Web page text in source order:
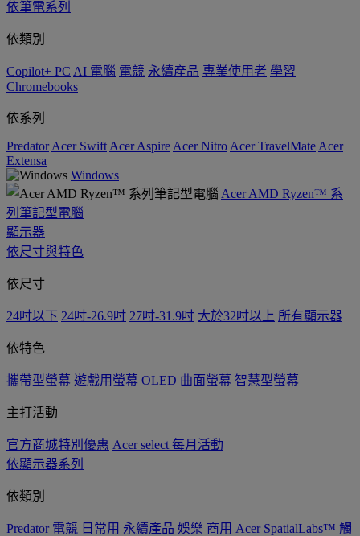
依筆電系列
依類別
Copilot+ PC AI 電腦 電競 永續產品 專業使用者 學習
Chromebooks
依系列
Predator Acer Swift Acer Aspire Acer Nitro Acer TravelMate Acer
Extensa
Windows
Acer AMD Ryzen™ 系
列筆記型電腦
顯示器
依尺寸與特色
依尺寸
24吋以下 24吋-26.9吋 27吋-31.9吋 大於32吋以上 所有顯示器
依特色
攜帶型螢幕 遊戲用螢幕 OLED 曲面螢幕 智慧型螢幕
主打活動
官方商城特別優惠 Acer select 每月活動
依顯示器系列
依類別
Predator 電競 日常用 永續產品 娛樂 商用 Acer SpatialLabs™ 觸